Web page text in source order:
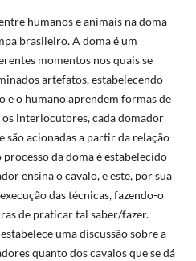
humanos e animais na doma
brasileiro. A doma é um
momentos nos quais se
artefatos, estabelecendo
e o humano aprendem formas de
interlocutores, cada domador
são acionadas a partir da relação
da doma é estabelecido
ensina o cavalo, e este, por sua
das técnicas, fazendo-o
de praticar tal saber/fazer.
uma discussão sobre a
quanto dos cavalos que se dá